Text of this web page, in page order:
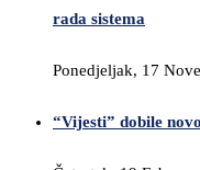
rada sistema
Ponedjeljak, 17
“Vijesti” dobile